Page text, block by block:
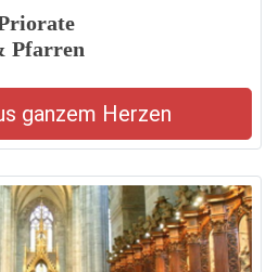
Pfarren
ganzem Herzen